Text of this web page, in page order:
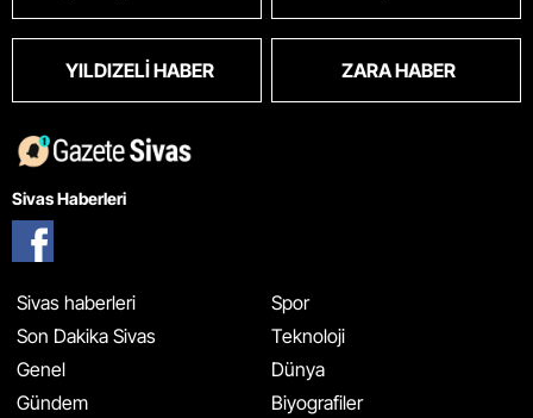
YILDIZELI HABER ZARA HABER
Sivas Haberleri
Sivas haberleri
Son Dakika Sivas
Genel
Gündem
Spor
Teknoloji
Dünya
Biyografiler